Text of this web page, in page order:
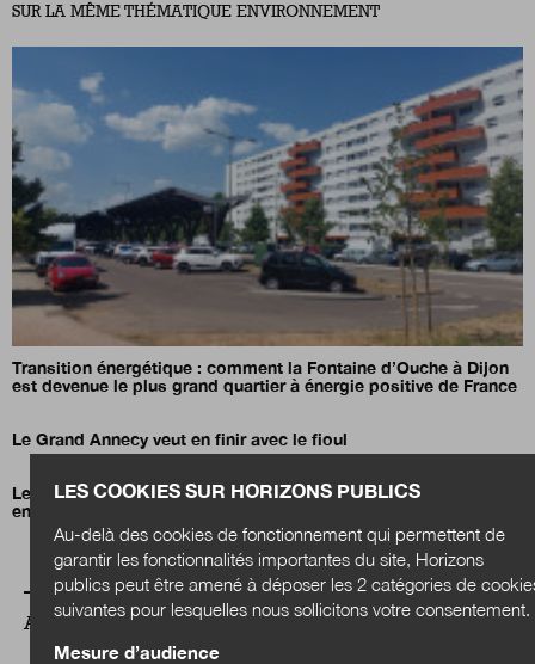
SUR LA MÊME THÉMATIQUE ENVIRONNEMENT
Transition énergétique : comment la Fontaine d’Ouche à Dijon
est devenue le plus grand quartier à énergie positive de France
Le Grand Annecy veut en finir avec le fioul
Le financement de la transformation écologique au cœur des
enjeux des collectivités territoriales
A LIRE AUSSI
LES COOKIES SUR HORIZONS PUBLICS
Au-delà des cookies de fonctionnement qui permettent de
garantir les fonctionnalités importantes du site, Horizons
publics peut être amené à déposer les 2 catégories de
suivantes pour lesquelles nous sollicitons votre consentement.
Mesure d’audience